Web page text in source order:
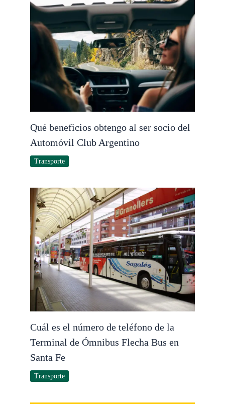
Qué beneficios obtengo al ser socio del
Automóvil Club Argentino
Transporte
Cuál es el número de teléfono de la
Terminal de Ómnibus Flecha Bus en
Santa Fe
Transporte